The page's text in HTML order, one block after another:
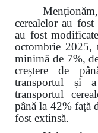
cerealelor au
au fost
octombrie 2025,
minimă de 7%,
creștere de
transportul și
transportul
până la 42% față
fost extinsă.